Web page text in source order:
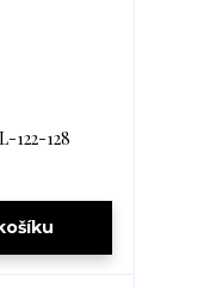
122-128